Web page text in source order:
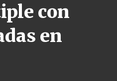
con
en